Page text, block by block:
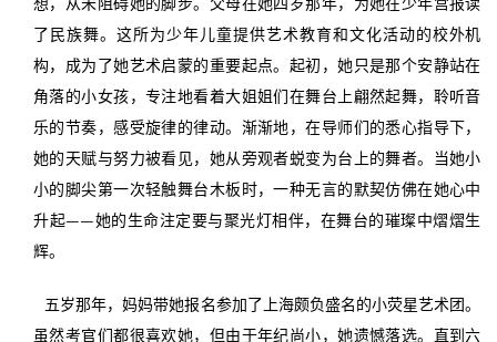
了民族舞。这所为少年儿童提供艺术教育和文化活动的校外机
构，成为了她艺术启蒙的重要起点。起初，她只是那个安静站在
角落的小女孩，专注地看着大姐姐们在舞台上翩然起舞，聆听音
乐的节奏，感受旋律的律动。渐渐地，在导师们的悉心指导下，
她的天赋与努力被看见，她从旁观者蜕变为台上的舞者。当她小
小的脚尖第一次轻触舞台木板时，一种无言的默契仿佛在她心中
升起——她的生命注定要与聚光灯相伴，在舞台的璀璨中熠熠生
辉。
五岁那年，妈妈带她报名参加了上海颇负盛名的小荧星艺术团。
虽然考官们都很喜欢她，但由于年纪尚小，她遗憾落选。直到六